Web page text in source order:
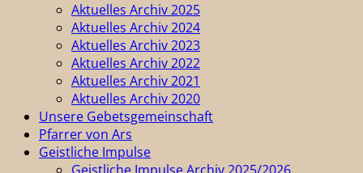
Aktuelles Archiv 2025
Aktuelles Archiv 2024
Aktuelles Archiv 2023
Aktuelles Archiv 2022
Aktuelles Archiv 2021
Aktuelles Archiv 2020
Unsere Gebetsgemeinschaft
Pfarrer von Ars
Geistliche Impulse
Geistliche Impulse Archiv 2025/2026